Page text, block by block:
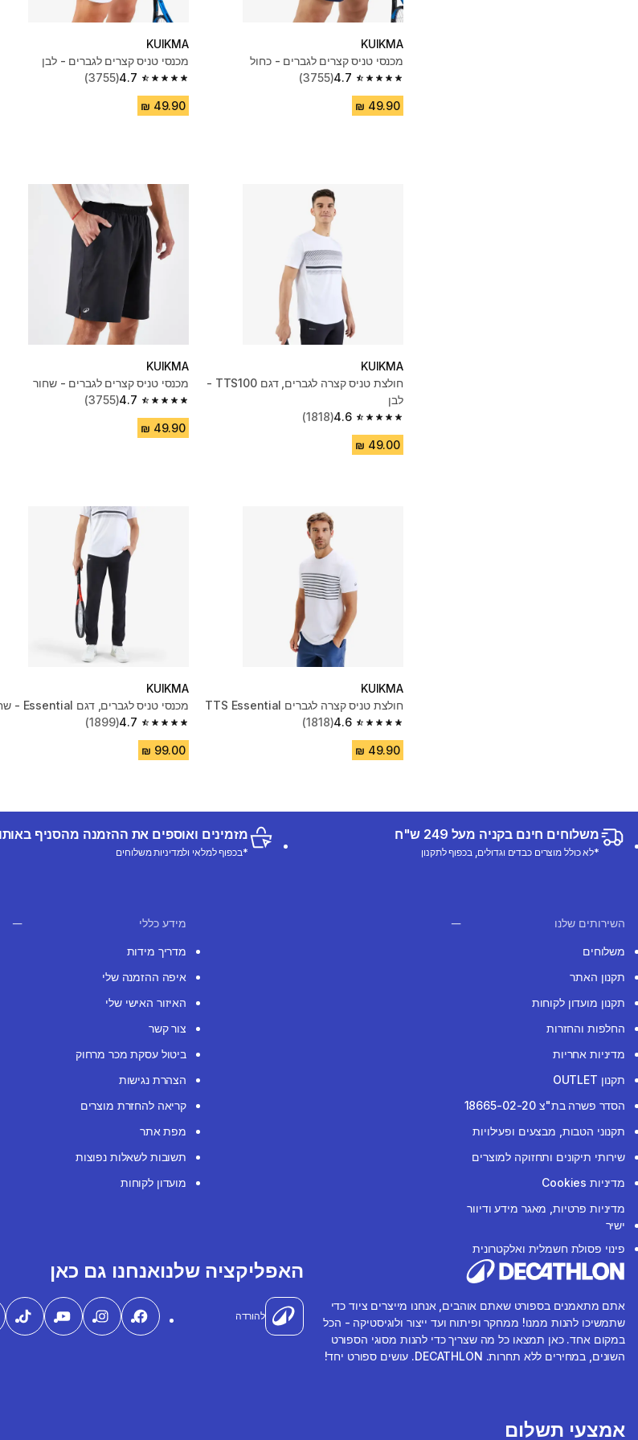
KUIKMA
מכנסי טניס קצרים לגברים - כחול
4.7
4.7 out of 5 stars from 3755 reviews
(3755)
KUIKMA
מכנסי טניס קצרים לגברים - לבן
4.7
4.7 out of 5 stars from 3755 reviews
(3755)
KUIKMA
חולצת טניס קצרה לגברים, דגם TTS100 -
לבן
4.6
4.6 out of 5 stars from 1818 reviews
(1818)
KUIKMA
מכנסי טניס קצרים לגברים - שחור
4.7
4.7 out of 5 stars from 3755 reviews
(3755)
KUIKMA
חולצת טניס קצרה לגברים TTS Essential
4.6
4.6 out of 5 stars from 1818 reviews
(1818)
KUIKMA
מכנסי טניס לגברים, דגם Essential - שחור
4.7
4.7 out of 5 stars from 1899 reviews
(1899)
משלוחים חינם בקניה מעל 249 ש"ח
*לא כולל מוצרים כבדים וגדולים, בכפוף לתקנון
מזמינים ואוספים את ההזמנה מהסניף
*בכפוף למלאי ולמדיניות משלוחים
השירותים שלנו
משלוחים
תקנון האתר
תקנון מועדון לקוחות
החלפות והחזרות
מדיניות אחריות
תקנון OUTLET
הסדר פשרה בת"צ 18665-02-20
תקנוני הטבות, מבצעים ופעילויות
שירותי תיקונים ותחזוקה למוצרים
מדיניות Cookies
מדיניות פרטיות, מאגר מידע ודיוור
ישיר
פינוי פסולת חשמלית ואלקטרונית
מידע כללי
מדריך מידות
איפה ההזמנה שלי
האיזור האישי שלי
צור קשר
ביטול עסקת מכר מרחוק
הצהרת נגישות
קריאה להחזרת מוצרים
מפת אתר
תשובות לשאלות נפוצות
מועדון לקוחות
אתם מתאמנים בספורט שאתם אוהבים, אנחנו מייצרים ציוד כדי
שתמשיכו להנות ממנו! ממחקר ופיתוח ועד ייצור ולוגיסטיקה - הכל
במקום אחד. כאן תמצאו כל מה שצריך כדי להנות מסוגי הספורט
השונים, במחירים ללא תחרות. DECATHLON. עושים ספורט יחד!
האפליקציה שלנו
להורדה
אנחנו גם כאן
אמצעי תשלום